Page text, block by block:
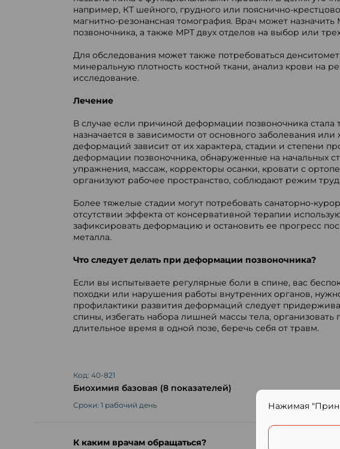
например, КТ шейного, грудного или пояснично-
магнитно-резонансная томография. Врач может
позвоночника, а также МРТ двух отделов на выбор или
Для обследования может также потребоваться
минеральную плотность костной ткани, анализ крови на
исследование.
Лечение
В случае если причиной деформации позвоночника стала
назначается в зависимости от основного заболевания
деформаций зависит от их характера, стадии и степени
деформации позвоночника, обнаруженные на начальных
упражнения, массаж, корректоры осанки, кровати с
организуют рабочее пространство, соблюдают режим
Более тяжелые стадии могут потребовать санаторно-
отсутствии эффекта от консервативной терапии
зафиксировать деформацию и остановить ее прогресс
металла.
Что следует делать при деформации позвоночника?
Если вы испытываете регулярные боли в спине, вас
походки или нарушения работы внутренних органов,
профилактики развития деформаций следует
спины, избегать набора лишней массы тела,
длительное время в одной позе, беречь себя от травм.
Код: 40-821
Биохимия базовая (8 показателей)
Сроки: 1 рабочий день
К каким врачам обращаться?
Нажимая